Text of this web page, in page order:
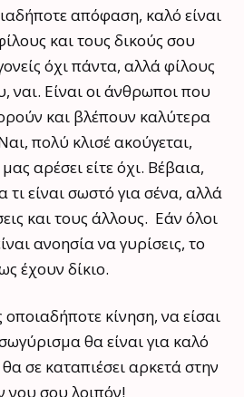
απόφαση, καλό είναι
και τους δικούς σου
όχι πάντα, αλλά φίλους
ναι. Είναι οι άνθρωποι που
και βλέπουν καλύτερα
πολύ κλισέ ακούγεται,
μας αρέσει είτε όχι. Βέβαια,
τι είναι σωστό για σένα, αλλά
και τους άλλους. Εάν όλοι
ανοησία να γυρίσεις, το
έχουν δίκιο.
οποιαδήποτε κίνηση, να είσαι
θα είναι για καλό
σε καταπιέσει αρκετά στην
νου σου λοιπόν!